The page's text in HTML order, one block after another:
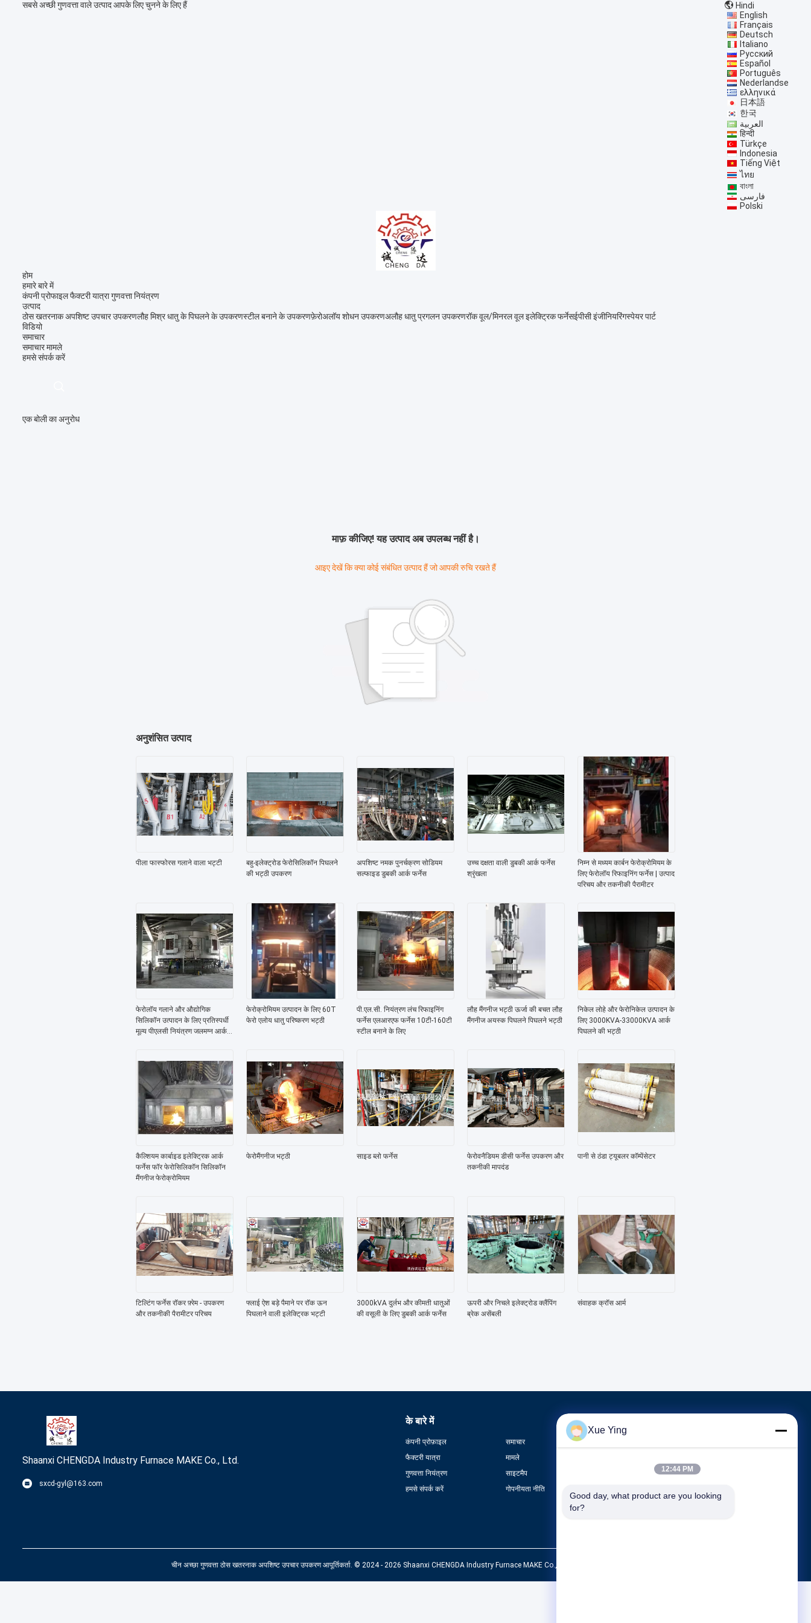
सबसे अच्छी गुणवत्ता वाले उत्पाद आपके लिए चुनने के लिए हैं
Hindi
English
Français
Deutsch
Italiano
Русский
Español
Português
Nederlandse
ελληνικά
日本語
한국
العربية
हिन्दी
Türkçe
Indonesia
Tiếng Việt
ไทย
বাংলা
فارسی
Polski
होम
हमारे बारे में
कंपनी प्रोफाइलफैक्टरी यात्रागुणवत्ता नियंत्रण
उत्पाद
ठोस खतरनाक अपशिष्ट उपचार उपकरणलौह मिश्र धातु के पिघलने के उपकरणस्टील बनाने के उपकरणफ़ेरोअलॉय शोधन उपकरणअलौह धातु प्रगलन उपकरणरॉक वूल/मिनरल वूल इलेक्ट्रिक फर्नेसईपीसी इंजीनियरिंगस्पेयर पार्ट
विडियो
समाचार
समाचारमामले
हमसे संपर्क करें
एक बोली का अनुरोध
माफ़ कीजिए! यह उत्पाद अब उपलब्ध नहीं है।
आइए देखें कि क्या कोई संबंधित उत्पाद हैं जो आपकी रुचि रखते हैं
अनुशंसित उत्पाद
पीला फास्फोरस गलाने वाला भट्टी
बहु-इलेक्ट्रोड फेरोसिलिकॉन पिघलने
की भट्ठी उपकरण
अपशिष्ट नमक पुनर्चक्रण सोडियम
सल्फाइड डुबकी आर्क फर्नेस
उच्च दक्षता वाली डुबकी आर्क फर्नेस
श्रृंखला
निम्न से मध्यम कार्बन फेरोक्रोमियम के
लिए फेरोलॉय रिफाइनिंग फर्नेस | उत्पाद
परिचय और तकनीकी पैरामीटर
फेरोलॉय गलाने और औद्योगिक
सिलिकॉन उत्पादन के लिए प्रतिस्पर्धी
मूल्य पीएलसी नियंत्रण जलमग्न आर्क
फेरोक्रोमियम उत्पादन के लिए 60T
फेरो एलोय धातु परिष्करण भट्ठी
पी.एल.सी. नियंत्रण लंच रिफाइनिंग
फर्नेस एलआरएफ फर्नेस 10टी-160टी
स्टील बनाने के लिए
लौह मैंगनीज भट्ठी ऊर्जा की बचत लौह
मैंगनीज अयस्क पिघलने पिघलने भट्ठी
निकेल लोहे और फेरोनिकेल उत्पादन के
लिए 3000KVA-33000KVA आर्क
पिघलने की भट्ठी
कैल्शियम कार्बाइड इलेक्ट्रिक आर्क
फर्नेस फॉर फेरोसिलिकॉन सिलिकॉन
मैंगनीज फेरोक्रोमियम
फेरोमैंगनीज भट्ठी साइड ब्लो फर्नेस
फेरोवनैडियम डीसी फर्नेस उपकरण और
तकनीकी मापदंड
पानी से ठंडा ट्यूबलर कॉम्पेंसेटर
टिल्टिंग फर्नेस रॉकर फ़्रेम - उपकरण
और तकनीकी पैरामीटर परिचय
फ्लाई ऐश बड़े पैमाने पर रॉक ऊन
पिघलाने वाली इलेक्ट्रिक भट्टी
3000kVA दुर्लभ और कीमती धातुओं
की वसूली के लिए डुबकी आर्क फर्नेस
ऊपरी और निचले इलेक्ट्रोड क्लैंपिंग
ब्रेक असेंबली
संवाहक क्रॉस आर्म
Shaanxi CHENGDA Industry Furnace MAKE Co., Ltd.
sxcd-gyl@163.com
के बारे में
कंपनी प्रोफ़ाइल
फैक्टरी यात्रा
गुणवत्ता नियंत्रण
हमसे संपर्क करें
समाचार
मामले
साइटमैप
गोपनीयता नीति
स्टील बनाने के उपकरण
चीन अच्छा गुणवत्ता ठोस खतरनाक अपशिष्ट उपचार उपकरण आपूर्तिकर्ता. © 2024 - 2026 Shaanxi CHENGDA Industry Furnace MAKE Co., Ltd.. All Rights Reserved.
Xue Ying
12:44 PM
Good day, what product are you looking
for?